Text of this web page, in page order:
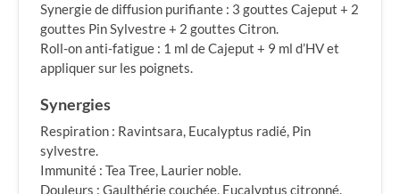
Synergie de diffusion purifiante : 3 gouttes Cajeput + 2
gouttes Pin Sylvestre + 2 gouttes Citron.
Roll-on anti-fatigue : 1 ml de Cajeput + 9 ml d’HV et
appliquer sur les poignets.
Synergies
Respiration : Ravintsara, Eucalyptus radié, Pin
sylvestre.
Immunité : Tea Tree, Laurier noble.
Douleurs : Gaulthérie couchée, Eucalyptus citronné.